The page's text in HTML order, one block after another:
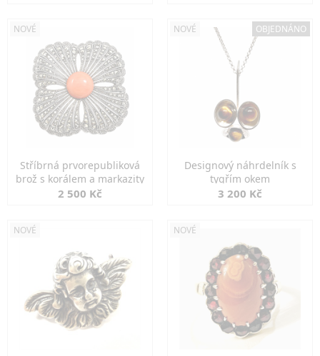
NOVÉ
Stříbrná prvorepubliková
brož s korálem a markazity
2 500 Kč
NOVÉ OBJEDNÁNO
Designový náhrdelník s
tygřím okem
3 200 Kč
NOVÉ NOVÉ